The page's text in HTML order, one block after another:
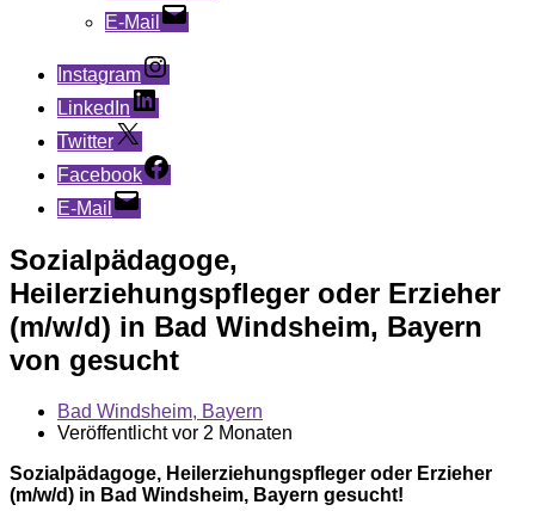
E-Mail
Instagram
LinkedIn
Twitter
Facebook
E-Mail
Sozialpädagoge,
Heilerziehungspfleger oder Erzieher
(m/w/d) in Bad Windsheim, Bayern
von gesucht
Bad Windsheim, Bayern
Veröffentlicht vor 2 Monaten
Sozialpädagoge, Heilerziehungspfleger oder Erzieher
(m/w/d) in Bad Windsheim, Bayern gesucht!